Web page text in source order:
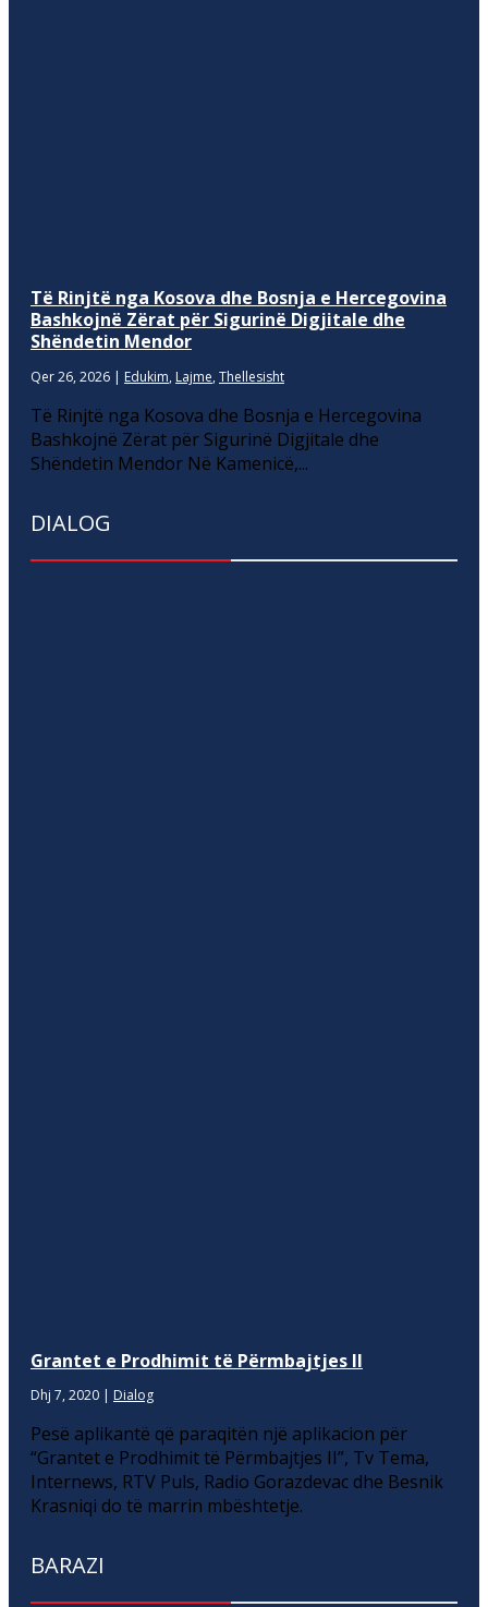
Të Rinjtë nga Kosova dhe Bosnja e Hercegovina
Bashkojnë Zërat për Sigurinë Digjitale dhe
Shëndetin Mendor
Qer 26, 2026 | Edukim, Lajme, Thellesisht
Të Rinjtë nga Kosova dhe Bosnja e Hercegovina
Bashkojnë Zërat për Sigurinë Digjitale dhe
Shëndetin Mendor Në Kamenicë,...
DIALOG
Grantet e Prodhimit të Përmbajtjes II
Dhj 7, 2020 | Dialog
Pesë aplikantë që paraqitën një aplikacion për
“Grantet e Prodhimit të Përmbajtjes II”, Tv Tema,
Internews, RTV Puls, Radio Gorazdevac dhe Besnik
Krasniqi do të marrin mbështetje.
BARAZI